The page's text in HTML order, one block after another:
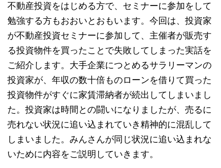
不動産投資をはじめる方で、セミナーに参加をして
勉強する方もおおいとおもいます。今回は、投資家
が不動産投資セミナーに参加して、主催者が販売す
る投資物件を買ったことで失敗してしまった実話を
ご紹介します。大手企業につとめるサラリーマンの
投資家が、年収の数十倍ものローンを借りて買った
投資物件がすぐに家賃滞納者が続出してしまいまし
た。投資家は時間との闘いになりましたが、売るに
売れない状況に追い込まれていき精神的に混乱して
しまいました。みんさんが同じ状況に追い込まれな
いために内容をご説明していきます。